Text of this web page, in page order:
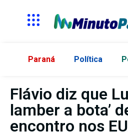
Paraná Política
Flávio diz que
lamber a bota’
encontro nos